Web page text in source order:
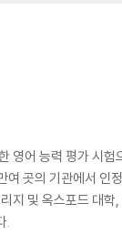
어 능력 평가 시험
여 곳의 기관에서 인
지 및 옥스포드 대학,
.